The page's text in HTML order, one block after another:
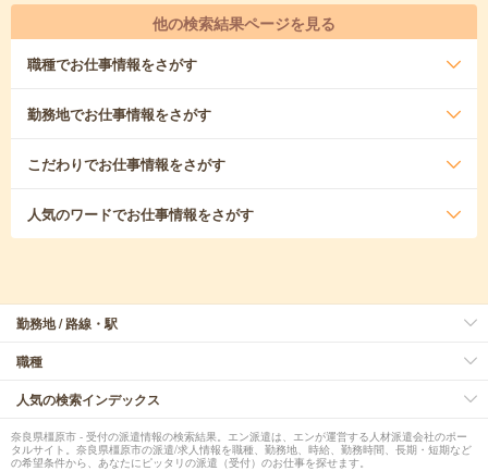
他の検索結果ページを見る
職種でお仕事情報をさがす
勤務地でお仕事情報をさがす
こだわりでお仕事情報をさがす
人気のワードでお仕事情報をさがす
勤務地 / 路線・駅
職種
人気の検索インデックス
奈良県橿原市 - 受付の派遣情報の検索結果。エン派遣は、エンが運営する人材派遣会社のポー
タルサイト。奈良県橿原市の派遣/求人情報を職種、勤務地、時給、勤務時間、長期・短期など
の希望条件から、あなたにピッタリの派遣（受付）のお仕事を探せます。